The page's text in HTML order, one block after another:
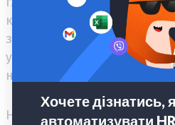
команді. Вони
закономірності,
ухвалювати зважені
не інтуїції.
Наприклад, усистемі